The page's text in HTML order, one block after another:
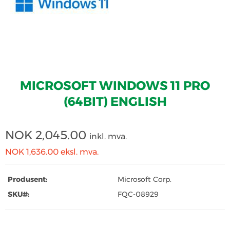
MICROSOFT WINDOWS 11 PRO
(64BIT) ENGLISH
NOK 2,045.00 inkl. mva.
NOK 1,636.00 eksl. mva.
Produsent:
Microsoft Corp.
SKU#:
FQC-08929